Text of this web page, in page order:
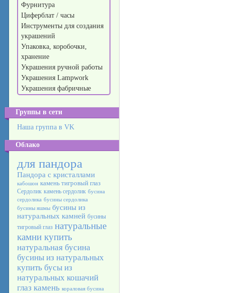
Фурнитура
Циферблат / часы
Инструменты для создания
украшений
Упаковка, коробочки,
хранение
Украшения ручной работы
Украшения Lampwork
Украшения фабричные
Группы в сети
Наша группа в VK
Облако
для пандора
Пандора с кристаллами
кабошон камень тигровый глаз
Сердолик камень сердолик бусина
сердолика бусины сердолика
бусины яшмы бусины из
натуральных камней бусины
тигровый глаз натуральные
камни купить
натуральная бусина
бусины из натуральных
купить бусы из
натуральных кошачий
глаз камень кораловая бусина